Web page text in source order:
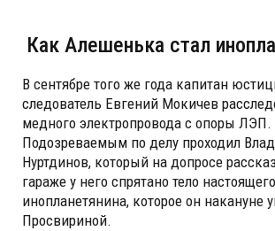
Как Алешенька стал
В сентябре того же года капитан
следователь Евгений Мокичев
медного электропровода с опоры ЛЭП.
Подозреваемым по делу проходил
Нуртдинов, который на допросе
гараже у него спрятано тело настоящего
инопланетянина, которое он накануне
Просвириной.